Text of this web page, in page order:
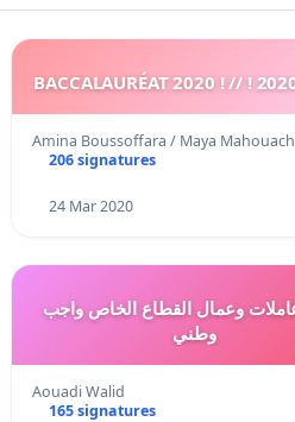
Amina Boussoffara / Maya
206 signatures
24 Mar 2020
وعمال القطاع الخاص واجب
وطني
Aouadi Walid
165 signatures